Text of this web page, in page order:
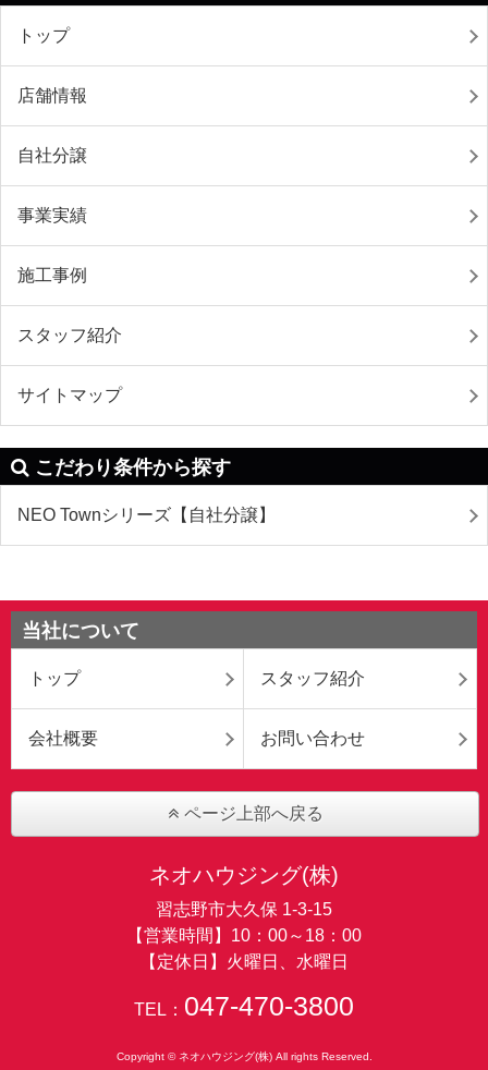
トップ
店舗情報
自社分譲
事業実績
施工事例
スタッフ紹介
サイトマップ
こだわり条件から探す
NEO Townシリーズ【自社分譲】
当社について
トップ スタッフ紹介
会社概要 お問い合わせ
ページ上部へ戻る
ネオハウジング(株)
習志野市大久保 1-3-15
【営業時間】10：00～18：00
【定休日】火曜日、水曜日
TEL： 047-470-3800
Copyright © ネオハウジング(株) All rights Reserved.